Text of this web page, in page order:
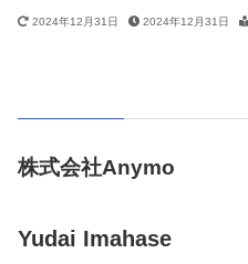
2024年12月31日 2024年12月31日
株式会社Anymo
Yudai Imahase